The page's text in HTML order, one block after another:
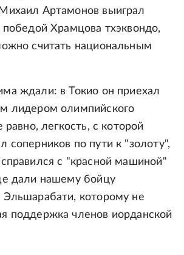
Артамонов выиграл
Храмцова тхэквондо,
считать национальным
ждали: в Токио он приехал
лидером олимпийского
равно, легкость, с которой
соперников по пути к "золоту",
с "красной машиной"
дали нашему бойцу
которому не
поддержка членов иорданской